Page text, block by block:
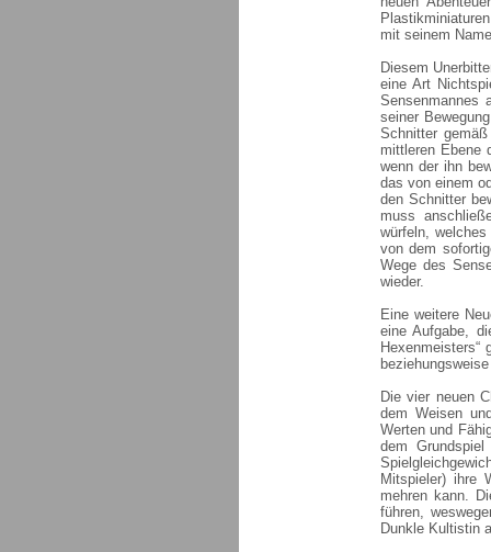
mit seinem
Diesem
eine Art
Sensenmannes
seiner
Schnitter
mittleren Ebene
wenn der ihn
das von einem
den Schnitter
muss
würfeln,
von dem
Wege des
wieder.
Eine weitere
eine Aufgabe,
Die vier neuen
dem Weisen
Werten und
dem
Mitspieler) ihre
mehren kann.
führen,
Dunkle Kultistin